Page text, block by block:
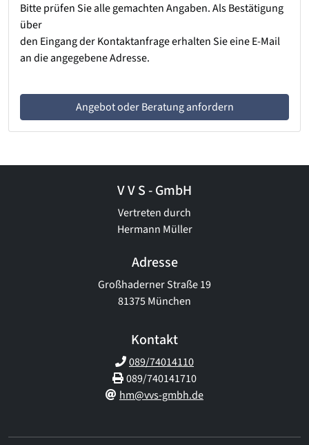
Bitte prüfen Sie alle gemachten Angaben. Als Bestätigung
über
den Eingang der Kontaktanfrage erhalten Sie eine E-Mail
an die angegebene Adresse.
Angebot oder Beratung anfordern
V V S - GmbH
Vertreten durch
Hermann Müller
Adresse
Großhaderner Straße 19
81375 München
Kontakt
089/74014110
089/740141710
hm@vvs-gmbh.de